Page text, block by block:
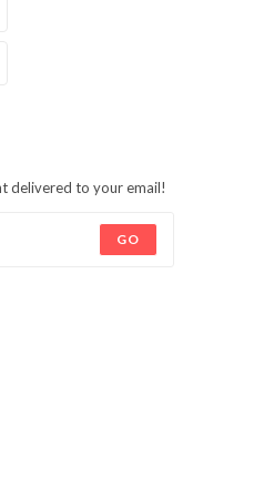
delivered to your email!
GO